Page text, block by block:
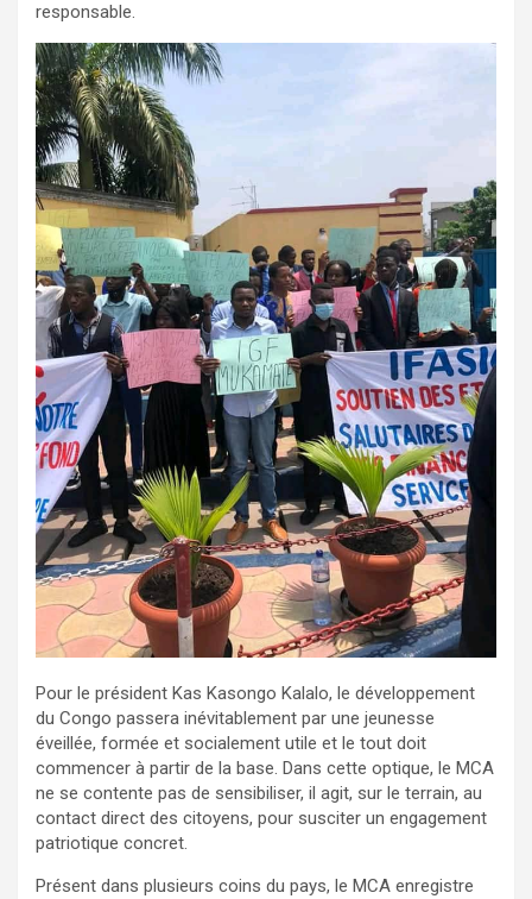
responsable.
Pour le président Kas Kasongo Kalalo, le développement
du Congo passera inévitablement par une jeunesse
éveillée, formée et socialement utile et le tout doit
commencer à partir de la base. Dans cette optique, le MCA
ne se contente pas de sensibiliser, il agit, sur le terrain, au
contact direct des citoyens, pour susciter un engagement
patriotique concret.
Présent dans plusieurs coins du pays, le MCA enregistre